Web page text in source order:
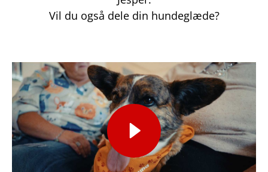
Vil du også dele din hundeglæde?